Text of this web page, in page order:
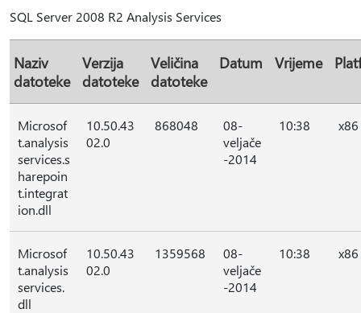
SQL Server 2008 R2 Analysis Services
Naziv
datoteke
Verzija
datoteke
Veličina
datoteke
Datum Vrijeme
Microsof
t.analysis
services.s
harepoin
t.integrat
ion.dll
10.50.43
02.0
868048
08-
veljače
-2014
10:38 x86
Microsof
t.analysis
services.
dll
10.50.43
02.0
1359568
08-
veljače
-2014
10:38 x86